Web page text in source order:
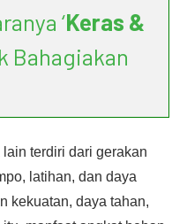
‘Keras &
Bahagiakan
terdiri dari gerakan
latihan, dan daya
kekuatan, daya tahan,